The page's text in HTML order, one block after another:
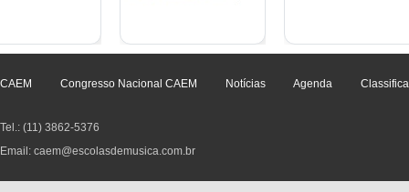
CAEM Congresso Nacional CAEM Notícias Agenda
Tel.: (11) 3862-5376
Email: caem@escolasdemusica.com.br